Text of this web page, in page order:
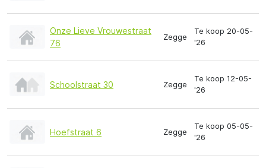
Onze Lieve Vrouwestraat
76
Zegge
Te koop 20-05-
'26
Schoolstraat 30 Zegge
Te koop 12-05-
'26
Hoefstraat 6 Zegge
Te koop 05-05-
'26